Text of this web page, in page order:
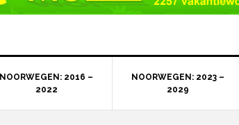
NOORWEGEN: 2016 –
2022
NOORWEGEN: 2023 –
2029